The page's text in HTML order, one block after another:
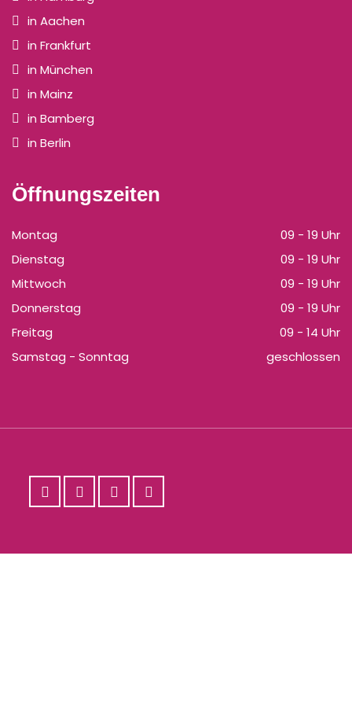
in Aachen
in Frankfurt
in München
in Mainz
in Bamberg
in Berlin
Öffnungszeiten
Montag
09 - 19 Uhr
Dienstag
09 - 19 Uhr
Mittwoch
09 - 19 Uhr
Donnerstag
09 - 19 Uhr
Freitag
09 - 14 Uhr
Samstag - Sonntag
geschlossen